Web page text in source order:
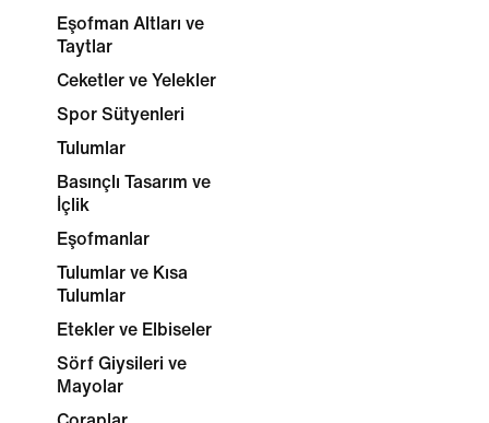
Eşofman Altları ve
Taytlar
Ceketler ve Yelekler
Spor Sütyenleri
Tulumlar
Basınçlı Tasarım ve
İçlik
Eşofmanlar
Tulumlar ve Kısa
Tulumlar
Etekler ve Elbiseler
Sörf Giysileri ve
Mayolar